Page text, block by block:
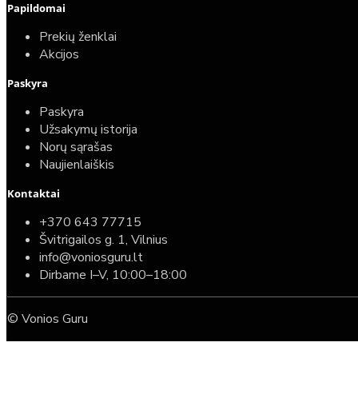
Papildomai
Prekių ženklai
Akcijos
Paskyra
Paskyra
Užsakymų istorija
Norų sąrašas
Naujienlaiškis
Kontaktai
+370 643 77715
Švitrigailos g. 1, Vilnius
info@voniosguru.lt
Dirbame I–V, 10:00–18:00
© Vonios Guru